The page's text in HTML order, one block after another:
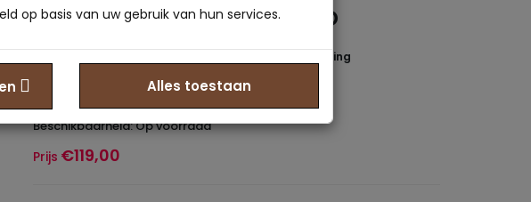
Traagschuim Bamboo
Geef beoordeling
Bedden Plein 40-45 B.V.
Model: TPR-6013854644669
Beschikbaarheid: Op voorraad
Prijs €119,00
op basis van uw gebruik van hun services.
Alles toestaan